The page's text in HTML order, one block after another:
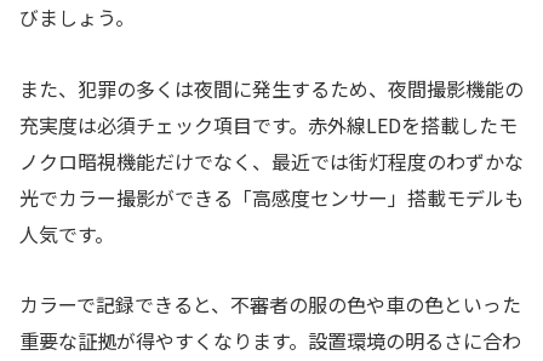
びましょう。
また、犯罪の多くは夜間に発生するため、夜間撮影機能の
充実度は必須チェック項目です。赤外線LEDを搭載したモ
ノクロ暗視機能だけでなく、最近では街灯程度のわずかな
光でカラー撮影ができる「高感度センサー」搭載モデルも
人気です。
カラーで記録できると、不審者の服の色や車の色といった
重要な証拠が得やすくなります。設置環境の明るさに合わ